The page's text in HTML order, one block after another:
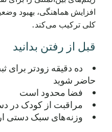
افزایش هماهنگی، بهبود
کلی ترکیب می‌کند.
قبل از رفتن بدانید
ده دقیقه زودتر برای
حاضر شوید
فضا محدود است
مراقبت از کودک در
وزنه‌های سبک دستی